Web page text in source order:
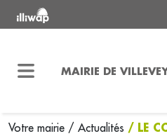
MAIRIE DE
Votre mairie / Actualités / LE